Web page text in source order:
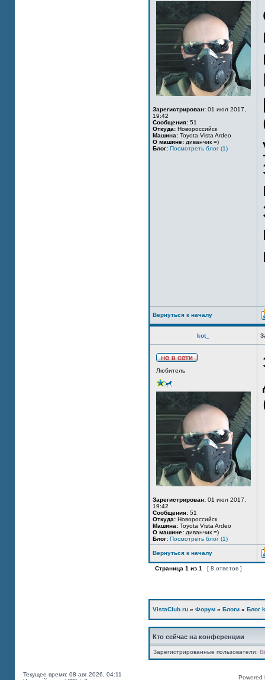
Зарегистрирован: 01 июл 2017,
19:42
Сообщения: 51
Откуда: Новороссийск
Машина: Toyota Vista Ardeo
О машине: диванчик =)
Блог: Посмотреть блог (1)
Вернуться к началу
kot_
Любитель
Зарегистрирован: 01 июл 2017,
19:42
Сообщения: 51
Откуда: Новороссийск
Машина: Toyota Vista Ardeo
О машине: диванчик =)
Блог: Посмотреть блог (1)
Вернуться к началу
Страница 1 из 1 [ 8 ответов ]
VistaClub.ru » Форум » Блоги » Блог
Кто сейчас на конференции
Зарегистрированные пользователи:
Текущее время: 08 авг 2026, 04:11
Powered